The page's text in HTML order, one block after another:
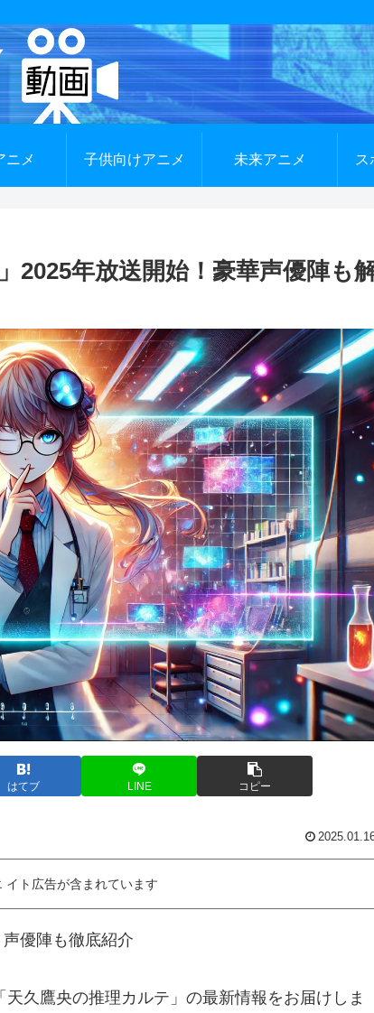
ニメ 子供向けアニメ 未来アニメ ス
2025年放送開始！豪華声優陣も
はてブ LINE コピー
イト広告が含まれています
優陣も徹底紹介
久鷹央の推理カルテ」の最新情報をお届けしま